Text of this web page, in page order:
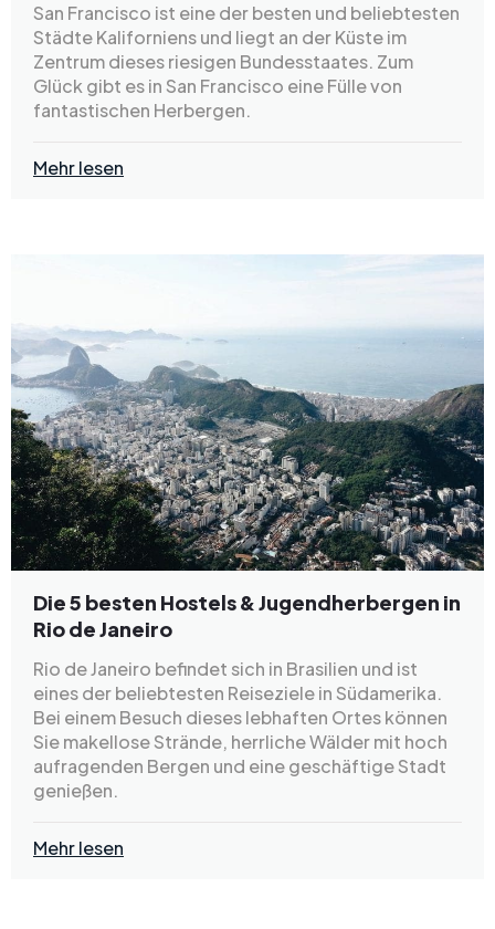
San Francisco ist eine der besten und beliebtesten
Städte Kaliforniens und liegt an der Küste im
Zentrum dieses riesigen Bundesstaates. Zum
Glück gibt es in San Francisco eine Fülle von
fantastischen Herbergen.
Mehr lesen
Die 5 besten Hostels & Jugendherbergen in
Rio de Janeiro
Rio de Janeiro befindet sich in Brasilien und ist
eines der beliebtesten Reiseziele in Südamerika.
Bei einem Besuch dieses lebhaften Ortes können
Sie makellose Strände, herrliche Wälder mit hoch
aufragenden Bergen und eine geschäftige Stadt
genießen.
Mehr lesen